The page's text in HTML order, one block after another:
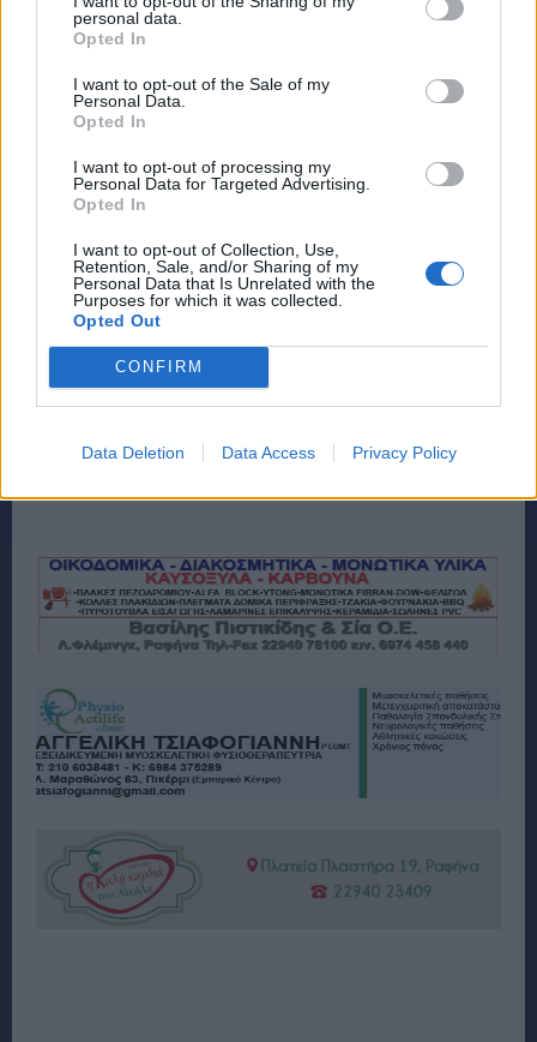
personal data.
Opted In
I want to opt-out of the Sale of my
Personal Data.
Opted In
I want to opt-out of processing my
Personal Data for Targeted Advertising.
Opted In
I want to opt-out of Collection, Use,
Retention, Sale, and/or Sharing of my
Personal Data that Is Unrelated with the
Purposes for which it was collected.
Opted Out
CONFIRM
Data Deletion Data Access Privacy Policy